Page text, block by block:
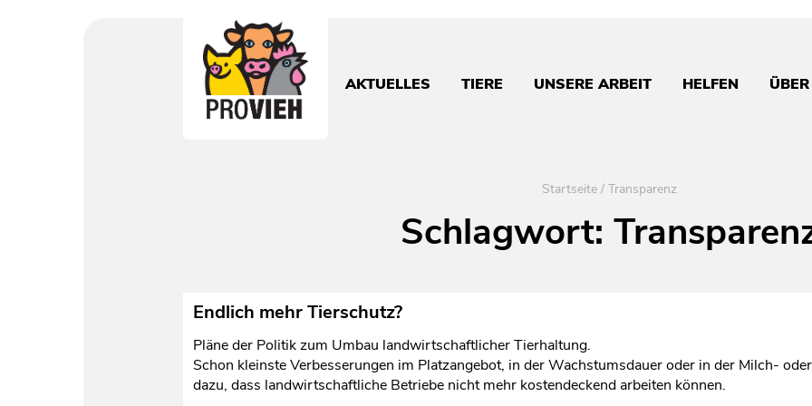
leben.AKTUELLES TIERE UNSERE ARBEIT HELFEN
Startseite/ Transparenz
Schlagwort:
Endlich mehr Tierschutz?
Pläne der Politik zum Umbau landwirtschaftlicher Tierhaltung.
Schon kleinste Verbesserungen im Platzangebot, in der Wachstumsdauer oder in der Milch-
dazu, dass landwirtschaftliche Betriebe nicht mehr kostendeckend arbeiten können.